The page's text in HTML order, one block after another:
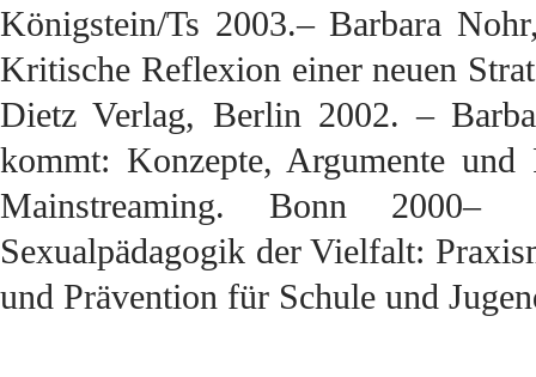
Königstein/Ts 2003.– Barbara
Kritische Reflexion einer neuen
Dietz Verlag, Berlin 2002. –
kommt: Konzepte, Argumente und
Mainstreaming. Bonn 2000–
Sexualpädagogik der Vielfalt:
und Prävention für Schule und